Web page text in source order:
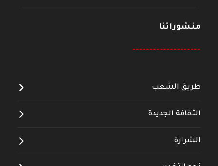
منشوراتنا
--------------------
طريق الشعب
الثقافة الجديدة
الشرارة